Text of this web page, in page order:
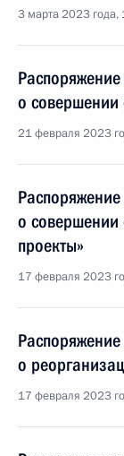
3 марта 2023 года,
о совершении
21 февраля 2023
о
проекты»
17 февраля 2023
о
17 февраля 2023